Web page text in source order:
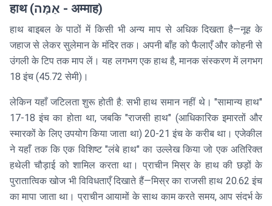
हाथ (אַמָּה - अम्माह)
हाथ बाइबल के पाठों में किसी भी अन्य माप से अधिक दिखता है—नूह के
जहाज से लेकर सुलेमान के मंदिर तक। अपनी बाँह को फैलाएँ और कोहनी से
उंगली के टिप तक माप लें। यह लगभग एक हाथ है, मानक संस्करण में लगभग
18 इंच (45.72 सेमी)।
लेकिन यहाँ जटिलता शुरू होती है: सभी हाथ समान नहीं थे। "सामान्य हाथ"
17-18 इंच का होता था, जबकि "राजसी हाथ" (आधिकारिक इमारतों और
स्मारकों के लिए उपयोग किया जाता था) 20-21 इंच के करीब था। एजेकील
ने यहाँ तक कि एक विशिष्ट "लंबे हाथ" का उल्लेख किया जो एक अतिरिक्त
हथेली चौड़ाई को शामिल करता था। प्राचीन मिस्र के हाथ की छड़ों के
पुरातात्विक खोज भी विविधताएँ दिखाते हैं—मिस्र का राजसी हाथ 20.62 इंच
का मापा जाता था। प्राचीन आयामों के साथ काम करते समय, आप संदर्भ के